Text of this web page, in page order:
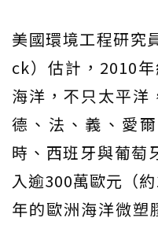
美國環境工程研究
ck）估計，2010
海洋，不只太平洋
德、法、義、愛
時、西班牙與葡萄
入逾300萬歐元（
年的歐洲海洋微塑